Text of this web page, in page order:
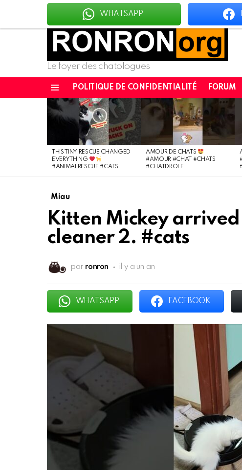
Le foyer des chatologues
POLITIQUE DE CONFIDENTIALITÉ FORUM
DERNIÈRES
NOUVELLES
THIS TINY RESCUE CHANGED
EVERYTHING
#ANIMALRESCUE #CATS
AMOUR DE CHATS
#AMOUR #CHAT #CHATS
#CHATDROLE
Miau
Kitten Mickey arrived
cleaner 2. #cats
par ronron il y a un an
WHATSAPP FACEBOOK
WHATSAPP